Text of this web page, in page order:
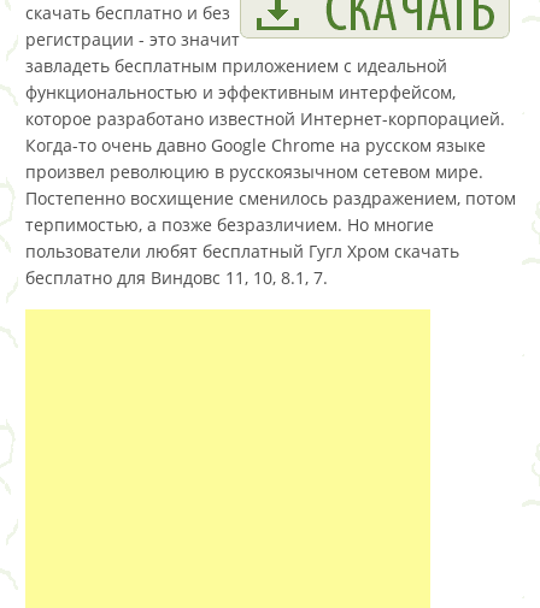
скачать бесплатно и без
регистрации - это значит
завладеть бесплатным приложением с идеальной
функциональностью и эффективным интерфейсом,
которое разработано известной Интернет-корпорацией.
Когда-то очень давно Google Chrome на русском языке
произвел революцию в русскоязычном сетевом мире.
Постепенно восхищение сменилось раздражением, потом
терпимостью, а позже безразличием. Но многие
пользователи любят бесплатный Гугл Хром скачать
бесплатно для Виндовс 11, 10, 8.1, 7.